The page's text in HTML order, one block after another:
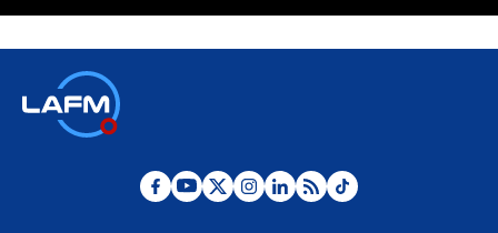
Posesión de Abelardo De La Espriella